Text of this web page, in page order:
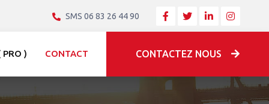
SMS 06 83 26 44 90
PRO ) CONTACT CONTACTEZ NOUS